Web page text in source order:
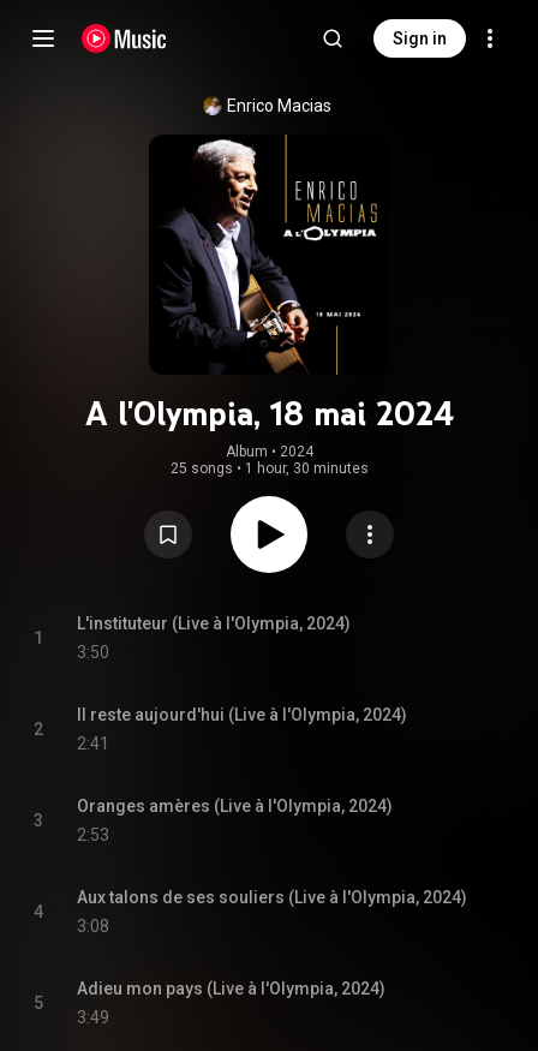
Sign in
Enrico Macias
A l'Olympia, 18 mai 2024
Album • 2024
25 songs • 1 hour, 30 minutes
1
L'instituteur (Live à l'Olympia, 2024)
3:50
2
Il reste aujourd'hui (Live à l'Olympia, 2024)
2:41
3
Oranges amères (Live à l'Olympia, 2024)
2:53
4
Aux talons de ses souliers (Live à l'Olympia, 2024)
3:08
5
Adieu mon pays (Live à l'Olympia, 2024)
3:49